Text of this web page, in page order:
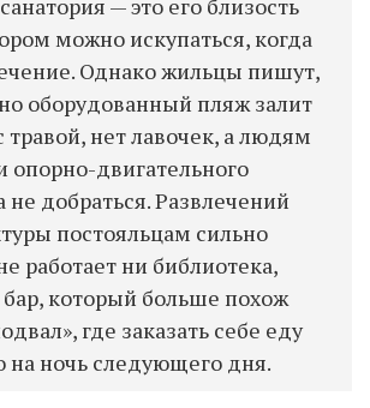
можно искупаться, когда
Однако жильцы пишут,
оборудованный пляж залит
травой, нет лавочек, а людям
опорно-двигательного
не добраться. Развлечений
постояльцам сильно
работает ни библиотека,
бар, который больше похож
где заказать себе еду
на ночь следующего дня.